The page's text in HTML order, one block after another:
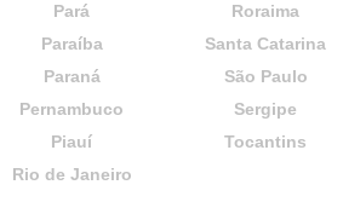
Pará
Paraíba
Paraná
Pernambuco
Piauí
Rio de Janeiro
Roraima
Santa Catarina
São Paulo
Sergipe
Tocantins